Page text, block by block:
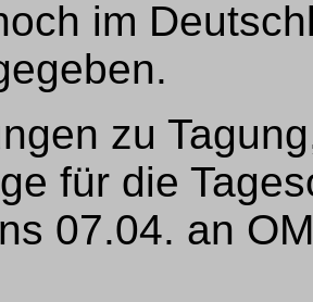
im
zu
für die
07.04. an